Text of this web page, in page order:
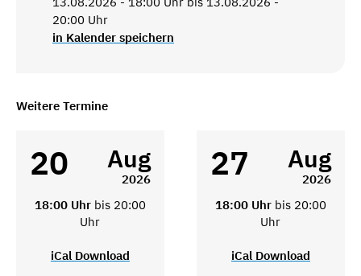
20:00 Uhr
in Kalender speichern
Weitere Termine
20 Aug
2026
18:00 Uhr bis 20:00
Uhr
iCal Download
27 Aug
2026
18:00 Uhr bis 20:00
Uhr
iCal Download